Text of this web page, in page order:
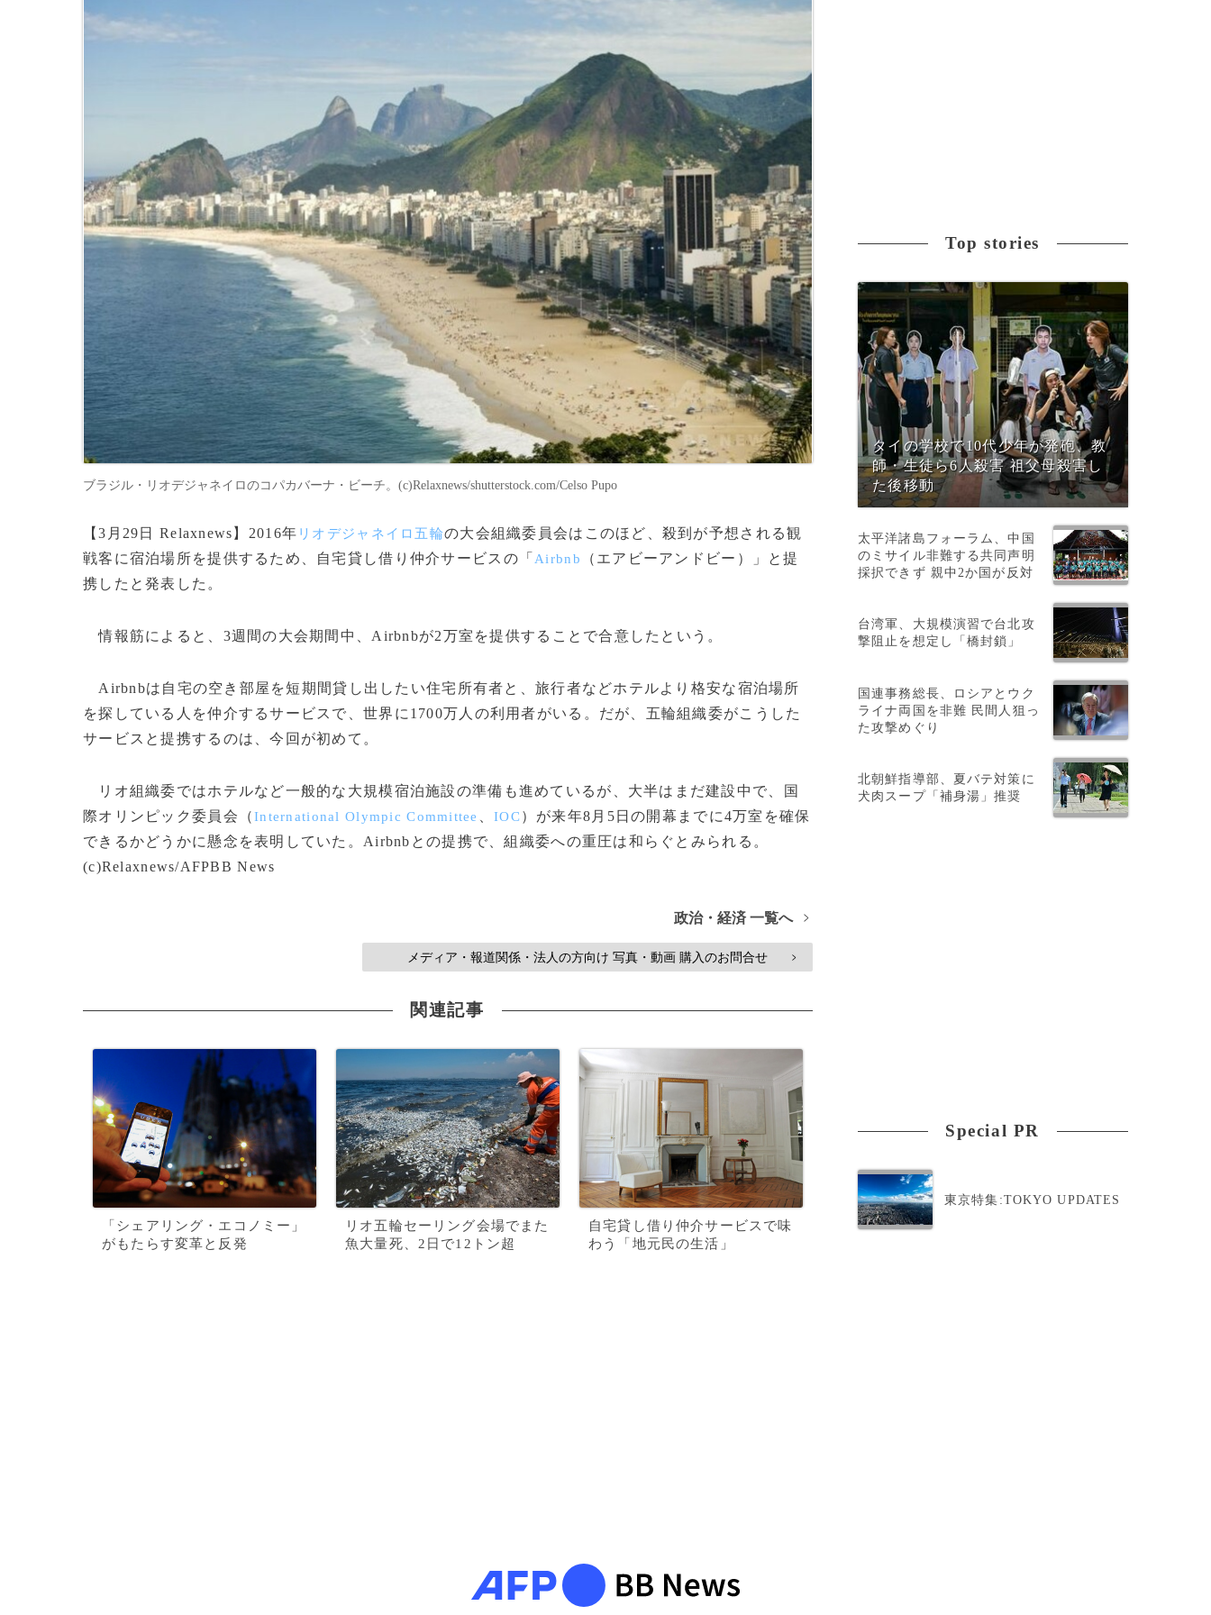
ブラジル・リオデジャネイロのコパカバーナ・ビーチ。(c)Relaxnews/shutterstock.com/Celso Pupo
【3月29日 Relaxnews】2016年 リオデジャネイロ五輪の大会組織委員会はこのほど、殺到が予想される観
戦客に宿泊場所を提供するため、自宅貸し借り仲介サービスの「 Airbnb
（エアビーアンドビー）」と提
携したと発表した。
情報筋によると、3週間の大会期間中、Airbnbが2万室を提供することで合意したという。
Airbnbは自宅の空き部屋を短期間貸し出したい住宅所有者と、旅行者などホテルより格安な宿泊場所
を探している人を仲介するサービスで、世界に1700万人の利用者がいる。だが、五輪組織委がこうした
サービスと提携するのは、今回が初めて。
リオ組織委ではホテルなど一般的な大規模宿泊施設の準備も進めているが、大半はまだ建設中で、国
際オリンピック委員会（International Olympic Committee 、IOC）が来年8月5日の開幕までに4万室を確保
できるかどうかに懸念を表明していた。Airbnbとの提携で、組織委への重圧は和らぐとみられる。
(c)Relaxnews/AFPBB News
政治・経済 一覧へ >
メディア・報道関係・法人の方向け 写真・動画 購入のお問合せ >
関連記事
「シェアリング・エコノミー」
がもたらす変革と反発
リオ五輪セーリング会場でまた
魚大量死、2日で12トン超
自宅貸し借り仲介サービスで味
わう「地元民の生活」
Top stories
タイの学校で10代少年が発砲、教
師・生徒ら6人殺害 祖父母殺害し
た後移動
太平洋諸島フォーラム、中国
のミサイル非難する共同声明
採択できず 親中2か国が反対
台湾軍、大規模演習で台北攻
撃阻止を想定し「橋封鎖」
国連事務総長、ロシアとウク
ライナ両国を非難 民間人狙っ
た攻撃めぐり
北朝鮮指導部、夏バテ対策に
犬肉スープ「補身湯」推奨
Special PR
東京特集:TOKYO UPDATES